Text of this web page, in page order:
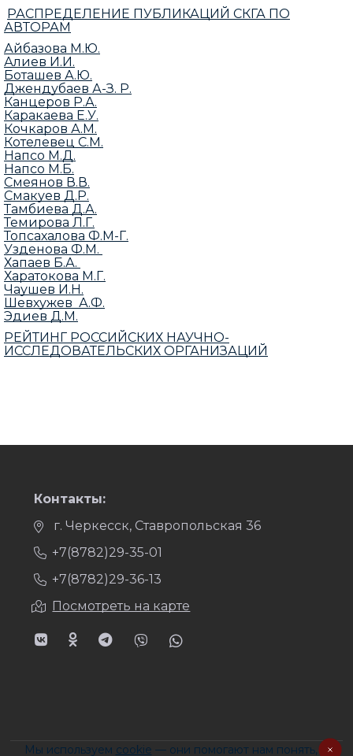
РАСПРЕДЕЛЕНИЕ ПУБЛИКАЦИЙ СКГА ПО
АВТОРАМ
Айбазова М.Ю.
Алиев И.И.
Боташев А.Ю.
Джендубаев А-З. Р.
Канцеров Р.А.
Каракаева Е.У.
Кочкаров А.М.
Котелевец С.М.
Напсо М.Д.
Напсо М.Б.
Смеянов В.В.
Смакуев Д.Р.
Тамбиева Д.А.
Темирова Л.Г.
Топсахалова Ф.М-Г.
Узденова Ф.М.
Хапаев Б.А.
Харатокова М.Г.
Чаушев И.Н.
Шевхужев А.Ф.
Эдиев Д.М.
РЕЙТИНГ РОССИЙСКИХ НАУЧНО-
ИССЛЕДОВАТЕЛЬСКИХ ОРГАНИЗАЦИЙ
Контакты:
г. Черкесск, Ставропольская 36
+7(8782)29-35-01
+7(8782)29-36-13
Посмотреть на карте
Мы используем cookie — они помогают нам понять,